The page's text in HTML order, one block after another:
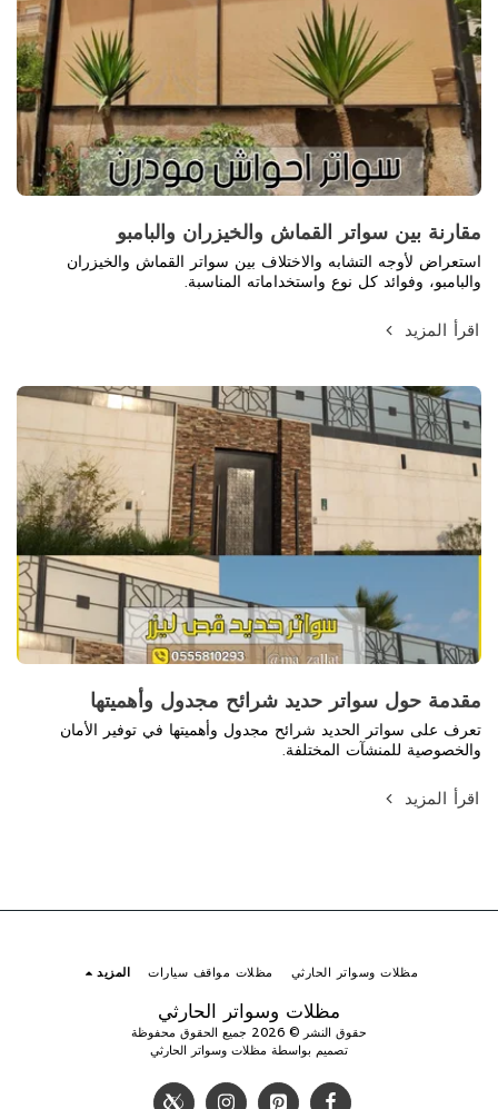
مقارنة بين سواتر القماش والخيزران والبامبو
استعراض لأوجه التشابه والاختلاف بين سواتر القماش والخيزران
والبامبو، وفوائد كل نوع واستخداماته المناسبة.
اقرأ المزيد
مقدمة حول سواتر حديد شرائح مجدول وأهميتها
تعرف على سواتر الحديد شرائح مجدول وأهميتها في توفير الأمان
والخصوصية للمنشآت المختلفة.
اقرأ المزيد
مظلات وسواتر الحارثي
حقوق النشر © 2026 جميع الحقوق محفوظة
تصميم بواسطة مظلات وسواتر الحارثي
مظلات وسواتر الحارثي مظلات مواقف سيارات المزيد